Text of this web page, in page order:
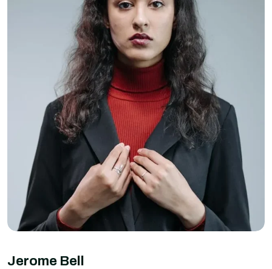
Jerome Bell